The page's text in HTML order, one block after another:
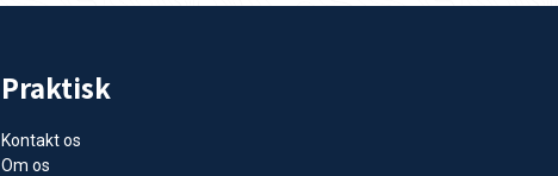
Praktisk
Kontakt os
Om os